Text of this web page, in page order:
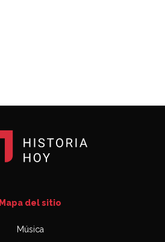
Mapa del sitio
Música